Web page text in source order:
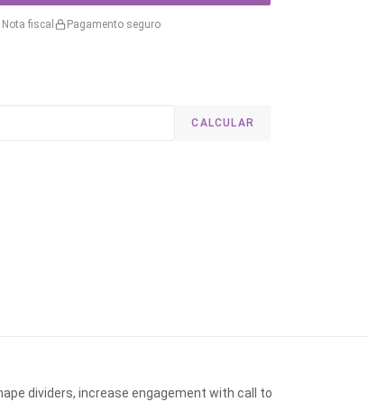
Nota fiscal Pagamento seguro
CALCULAR
dividers, increase engagement with call to